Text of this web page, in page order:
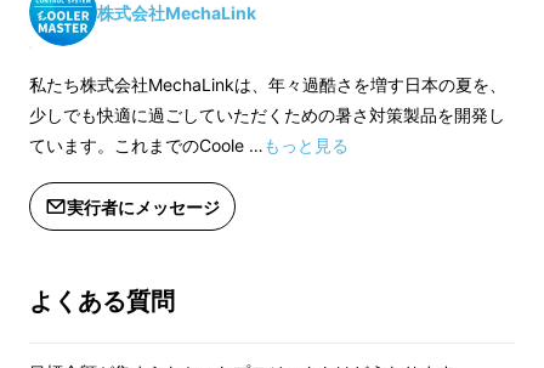
※2026年8月31日(月)16:00までに決済
完了で、2026年9月15日までにお届
※現金決済の方は、8月31日23:59まで
の場合、9月末の配送となります。
※記載価格は送料・消費税を含みま
※皆様の応援購入により量産効率が向
上した場合、正規販売価格が販売予定
完了で、2026年9
け。
株式会社MechaLink
私たち株式会社MechaLinkは、年々過酷さを増す日本の夏を、
少しでも快適に過ごしていただくための暑さ対策製品を開発し
ています。これまでのCoole …もっと見る
実行者にメッセージ
よくある質問